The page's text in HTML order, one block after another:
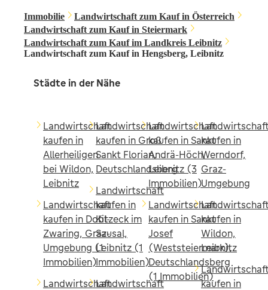
Immobilie
Landwirtschaft zum Kauf in Österreich
Landwirtschaft zum Kauf in Steiermark
Landwirtschaft zum Kauf im Landkreis Leibnitz
Landwirtschaft zum Kauf in Hengsberg, Leibnitz
Städte in der Nähe
Landwirtschaft
kaufen in
Allerheiligen
bei Wildon,
Leibnitz
Landwirtschaft
kaufen in Dobl-
Zwaring, Graz-
Umgebung (1
Immobilien)
Landwirtschaft
Landwirtschaft
kaufen in Groß
Sankt Florian,
Deutschlandsberg
Landwirtschaft
kaufen in
Kitzeck im
Sausal,
Leibnitz (1
Immobilien)
Landwirtschaft
Landwirtschaft
kaufen in Sankt
Andrä-Höch,
Leibnitz (3
Immobilien)
Landwirtschaft
kaufen in Sankt
Josef
(Weststeiermark),
Deutschlandsberg
(1 Immobilien)
kaufen in
Werndorf,
Graz-
Umgebung
kaufen in
Wildon,
Leibnitz
kaufen in